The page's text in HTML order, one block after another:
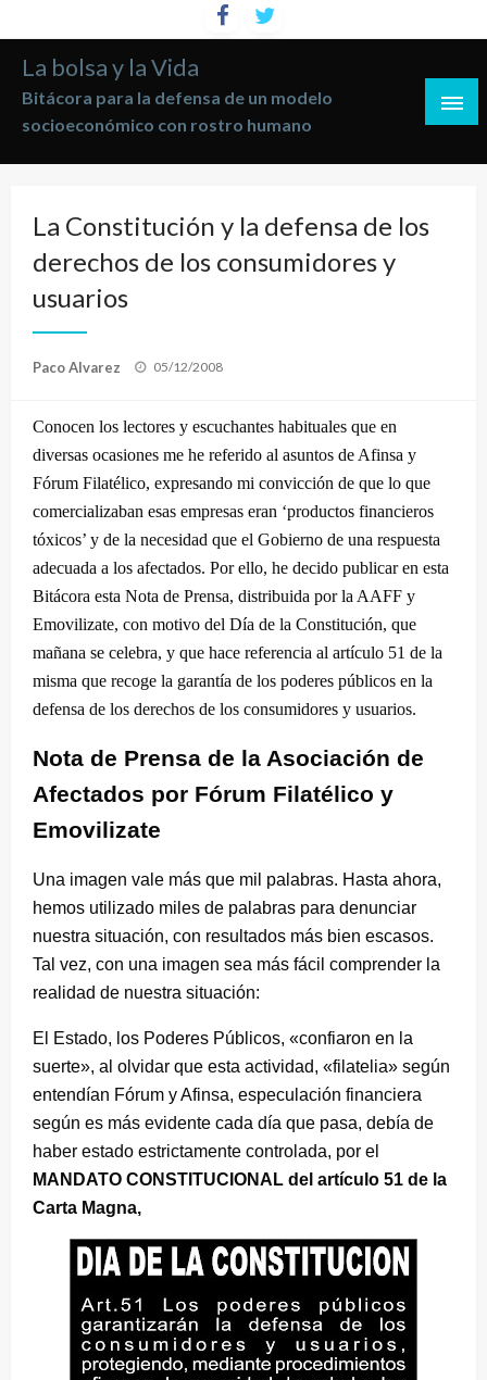
al
contenido
La bolsa y la Vida
Bitácora para la defensa de un modelo
socioeconómico con rostro humano
La Constitución y la defensa de los
derechos de los consumidores y
usuarios
Paco Alvarez
Publicado
05/12/2008
Conocen los lectores y escuchantes habituales que en
diversas ocasiones me he referido al asuntos de Afinsa y
Fórum Filatélico, expresando mi convicción de que lo que
comercializaban esas empresas eran ‘productos financieros
tóxicos’ y de la necesidad que el Gobierno de una respuesta
adecuada a los afectados. Por ello, he decido publicar en esta
Bitácora esta Nota de Prensa, distribuida por la AAFF y
Emovilizate, con motivo del Día de la Constitución, que
mañana se celebra, y que hace referencia al artículo 51 de la
misma que recoge la garantía de los poderes públicos en la
defensa de los derechos de los consumidores y usuarios.
Nota de Prensa de la Asociación de
Afectados por Fórum Filatélico y
Emovilizate
Una imagen vale más que mil palabras. Hasta ahora,
hemos utilizado miles de palabras para denunciar
nuestra situación, con resultados más bien escasos.
Tal vez, con una imagen sea más fácil comprender la
realidad de nuestra situación:
El Estado, los Poderes Públicos, «confiaron en la
suerte», al olvidar que esta actividad, «filatelia» según
entendían Fórum y Afinsa, especulación financiera
según es más evidente cada día que pasa, debía de
haber estado estrictamente controlada, por el
MANDATO CONSTITUCIONAL del artículo 51 de la
Carta Magna,